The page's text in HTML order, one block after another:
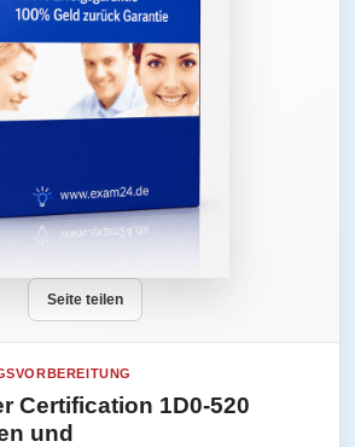
Seite teilen
Certification 1D0-520
und